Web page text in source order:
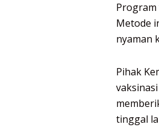
Program
Metode
nyaman
Pihak
tinggal